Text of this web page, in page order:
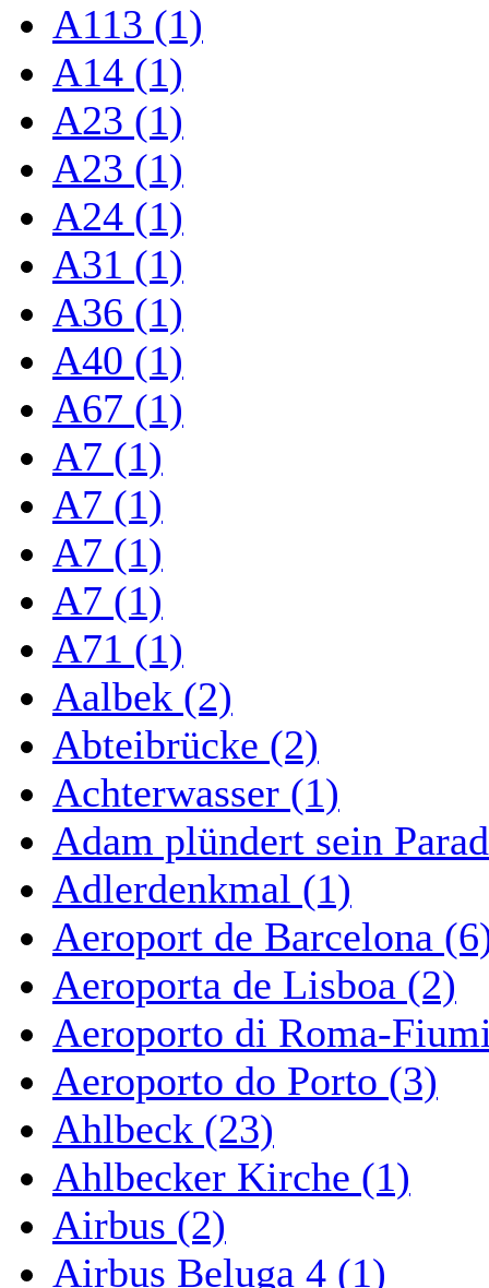
A113 (1)
A14 (1)
A23 (1)
A23 (1)
A24 (1)
A31 (1)
A36 (1)
A40 (1)
A67 (1)
A7 (1)
A7 (1)
A7 (1)
A7 (1)
A71 (1)
Aalbek (2)
Abteibrücke (2)
Achterwasser (1)
Adam plündert sein
Adlerdenkmal (1)
Aeroport de Barcelona
Aeroporta de Lisboa (2)
Aeroporto di Roma-
Aeroporto do Porto (3)
Ahlbeck (23)
Ahlbecker Kirche (1)
Airbus (2)
Airbus Beluga 4 (1)